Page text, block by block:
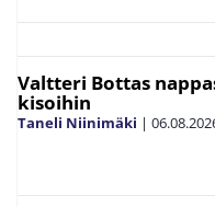
Valtteri Bottas
kisoihin
Taneli Niinimäki |